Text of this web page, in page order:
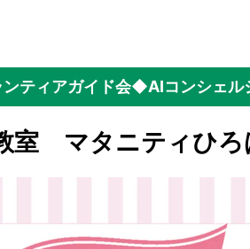
ティアガイド会◆AIコンシェル
室 マタニティひろ